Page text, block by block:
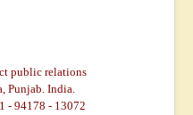
public relations
Punjab. India.
- 94178 - 13072